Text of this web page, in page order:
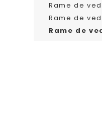
Rame de
Rame de
Rame de